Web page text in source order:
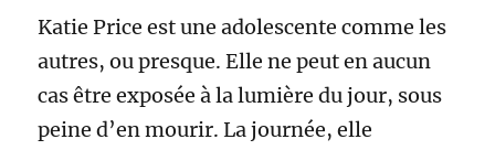
Katie Price est une adolescente comme les
autres, ou presque. Elle ne peut en aucun
cas être exposée à la lumière du jour, sous
peine d’en mourir. La journée, elle